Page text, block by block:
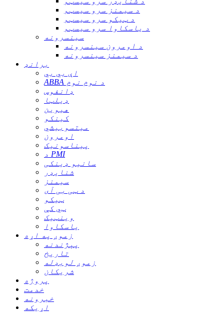
د سیمنز سرو سیسټم
د ټیکو سرو سیسټم
د یاسکاوا سرو سیسټم
سینسرونه
د اومرون سینسرونه
د سیمنز سینسرونه
برانډ
اې بي بي
ABBA د نوم نوم
ډانفوس
ډیلټا
هیوین
کینکو
میتسوبیشي
اومرون
پیناسونیک
د PMI
سانیو ډینکی
شنایډر
سیمنز
د ټی بی آی
ټیکو
ټي کې
وینټیک
یاسکاوا
زموږ په اړه
پېژندنه
تاریخ
زموږ لوبډله
شریکان
پروژه
خدمت
خبرونه
اړیکه